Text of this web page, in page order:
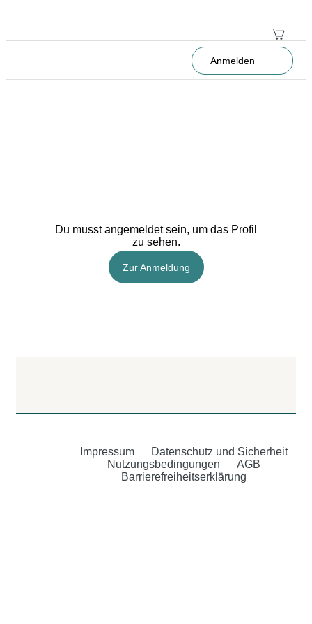
Anmelden
Du musst angemeldet sein, um das Profil
zu sehen.
Zur Anmeldung
Impressum
Datenschutz und Sicherheit
Nutzungsbedingungen
AGB
Barrierefreiheitserklärung